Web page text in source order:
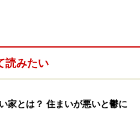
読みたい
家とは？ 住まいが悪いと鬱に